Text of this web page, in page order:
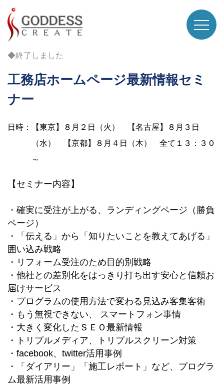
◆終了しました
工務店ホームページ最新情報セミ
ナー
日時：【東京】８月２日（火） 【名古屋】８月３日
（水） 【京都】８月４日（木） 全て１３：３０
～
【セミナー内容】
・確実に受注が上がる、ランディングページ（勝負
ページ）
・「伝える」から「知りたいことを教えてあげる」
囲い込み戦略
・リフォーム受注のため目的別戦略
・他社との差別化をはっきり打ち出す安心と信頼お
届けサービス
・プログラムの使用方法で変わる見込み客集客術
・もう無視できない、 スマートフォン事情
・大きく変化したＳＥＯ最新情報
・トリプルメディア、トリプルスクリーン対策
・facebook、twitter活用事例
・「ダイアリー」「施工レポート」など、プログラ
ム最新活用事例